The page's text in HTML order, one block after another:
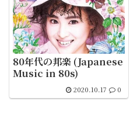
80年代の邦楽 (Japanese
Music in 80s)
2020.10.17 0